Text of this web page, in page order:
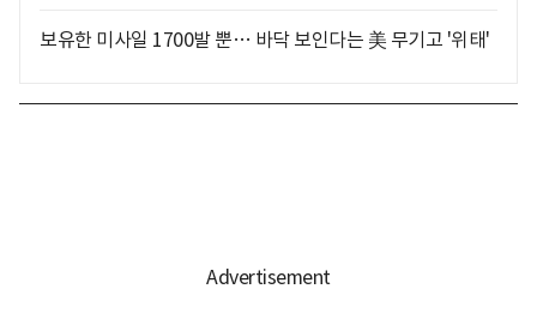
보유한 미사일 1700발 뿐… 바닥 보인다는 美 무기고 '위태'